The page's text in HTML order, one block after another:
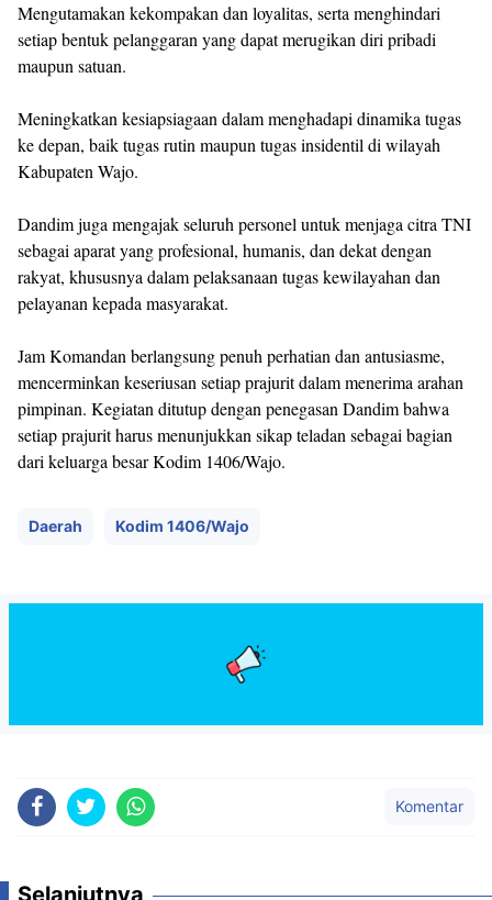
Mengutamakan kekompakan dan loyalitas, serta menghindari
setiap bentuk pelanggaran yang dapat merugikan diri pribadi
maupun satuan.
Meningkatkan kesiapsiagaan dalam menghadapi dinamika tugas
ke depan, baik tugas rutin maupun tugas insidentil di wilayah
Kabupaten Wajo.
Dandim juga mengajak seluruh personel untuk menjaga citra TNI
sebagai aparat yang profesional, humanis, dan dekat dengan
rakyat, khususnya dalam pelaksanaan tugas kewilayahan dan
pelayanan kepada masyarakat.
Jam Komandan berlangsung penuh perhatian dan antusiasme,
mencerminkan keseriusan setiap prajurit dalam menerima arahan
pimpinan. Kegiatan ditutup dengan penegasan Dandim bahwa
setiap prajurit harus menunjukkan sikap teladan sebagai bagian
dari keluarga besar Kodim 1406/Wajo.
Daerah Kodim 1406/Wajo
Komentar